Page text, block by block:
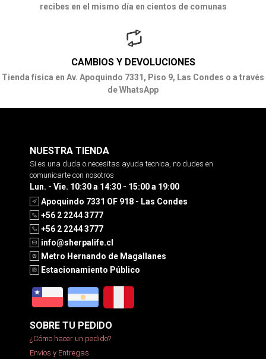
recibes en el mismo día en cientos de comunas
CAMBIOS Y DEVOLUCIONES
Tienda física en Av. Apoquindo 7331, Piso 9, Las Condes o a través
de WhatsApp
NUESTRA TIENDA
Si es una duda o necesitas ayuda tecnica, no dudes en
comunicarte con nosotros
Lun. - Vie. 10:30 a 14:30 - 15:00 a 19:00
Apoquindo 7331 OF 918 - Las Condes
+56 2 2244 3777
+56 2 2244 3777
info@sherpalife.cl
Metro Hernando de Magallanes
Estacionamiento Público
SOBRE TU PEDIDO
¿Cómo hacer un pedido?
Envíos y Entregas